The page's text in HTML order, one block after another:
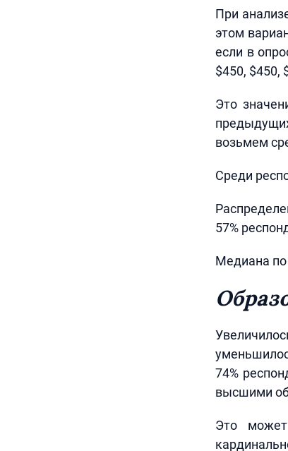
При
этом
если в
$450, $450,
Это
возьмем
Среди
57%
Медиана по
74%
высшими
Это может